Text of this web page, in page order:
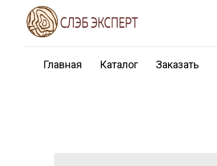
Главная Каталог Заказать